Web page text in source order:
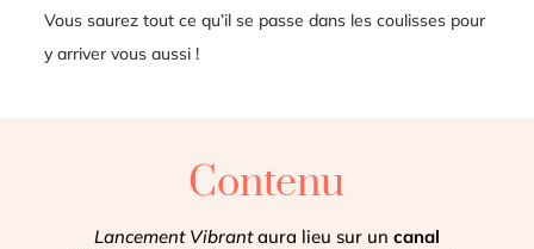
Vous saurez tout ce qu’il se passe dans les coulisses pour
y arriver vous aussi !
Contenu
Lancement Vibrantaura lieu sur un canal